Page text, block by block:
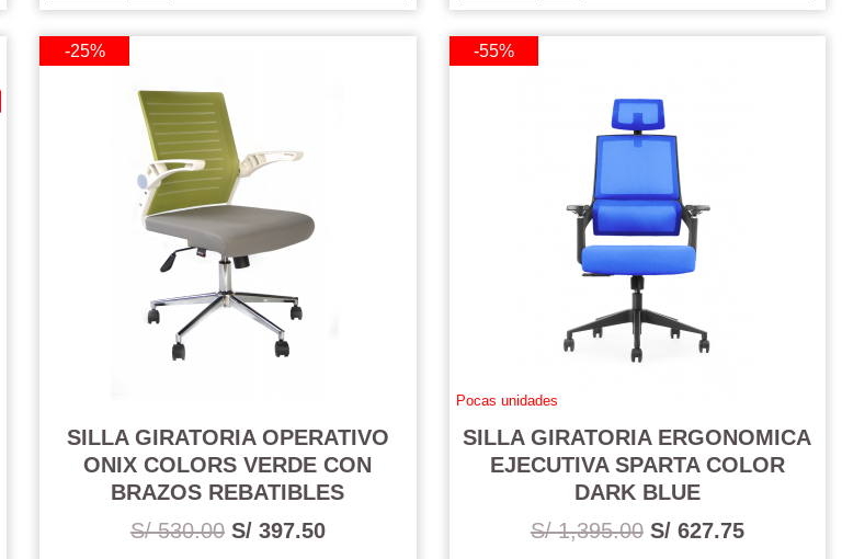
-25%
SILLA GIRATORIA OPERATIVO
ONIX COLORS VERDE CON
BRAZOS REBATIBLES
S/ 530.00 S/ 397.50
-55%
Pocas unidades
SILLA GIRATORIA ERGONOMICA
EJECUTIVA SPARTA COLOR
DARK BLUE
S/ 1,395.00 S/ 627.75